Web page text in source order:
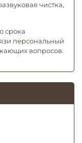
чистка,
срока
персональный
вопросов.